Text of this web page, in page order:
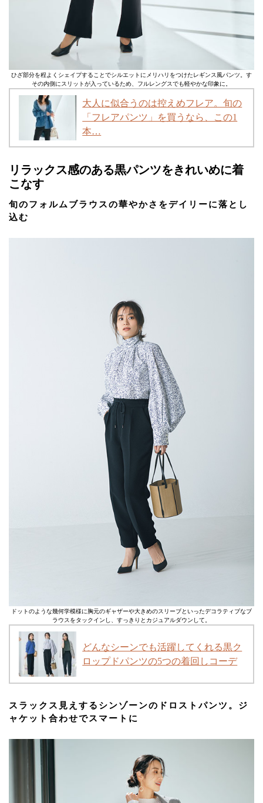
ひざ部分を程よくシェイプすることでシルエットにメリハリをつけたレギンス風パンツ。す
その内側にスリットが入っているため、フルレングスでも軽やかな印象に。
大人に似合うのは控えめフレア。旬の
「フレアパンツ」を買うなら、この1
本…
リラックス感のある黒パンツをきれいめに着
こなす
旬のフォルムブラウスの華やかさをデイリーに落とし
込む
ドットのような幾何学模様に胸元のギャザーや大きめのスリーブといったデコラティブなブ
ラウスをタックインし、すっきりとカジュアルダウンして。
どんなシーンでも活躍してくれる黒ク
ロップドパンツの5つの着回しコーデ
スラックス見えするシンゾーンのドロストパンツ。ジ
ャケット合わせでスマートに